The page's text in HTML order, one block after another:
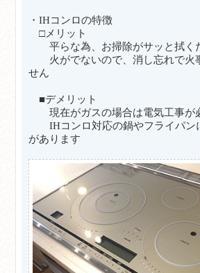
・IHコンロの特徴
□メリット
平らな為、お掃除がサッと拭く
火がでないので、消し忘れで火
せん
■デメリット
現在がガスの場合は電気工事が
IHコンロ対応の鍋やフライパン
があります